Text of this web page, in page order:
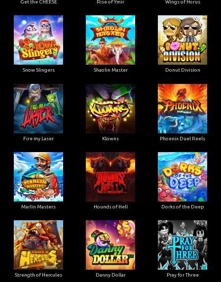
Get the CHEESE Rise of Ymir Wings of Horus
Snow Slingers Shaolin Master Donut Division
Fire my Laser Klowns Phoenix Duel Reels
Marlin Masters Hounds of Hell Dorks of the Deep
Strength of Hercules Danny Dollar Pray for Three